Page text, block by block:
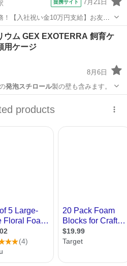
提携サイト 7月21日
【入社祝い金10万円支給】お友達
129日＆休出なしでプライベート充
業◎自社正社員登用制度あり★1食
ウム GEX EXOTERRA 飼育ケ
ケージ
8月6日
発泡スチロール製の壁も含みます。